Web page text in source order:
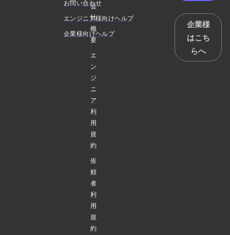
会
社
概
要
エ
ン
ジ
ニ
ア
利
用
規
約
依
頼
者
利
用
規
約
お問い合わせ
エンジニア様向けヘルプ
企業様向けヘルプ
企業様
はこち
らへ